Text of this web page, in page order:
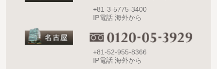
+81-3-5775-3400
IP電話 海外から
+81-52-955-8366
IP電話 海外から